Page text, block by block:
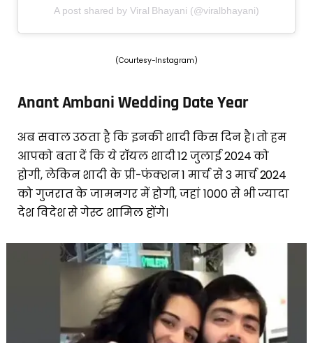
A post shared by Viral Bhayani (@viralbhayani)
(Courtesy-Instagram)
Anant Ambani Wedding Date Year
अब सवाल उठता है कि इनकी शादी किस दिन है। तो हम
आपको बता दें कि ये रॉयल शादी 12 जुलाई 2024 को
होगी, लेकिन शादी के प्री-फंक्शन 1 मार्च से 3 मार्च 2024
को गुजरात के जामनगर में होगी, जहां 1000 से भी ज्यादा
देश विदेश से गेस्ट शामिल होंगे।